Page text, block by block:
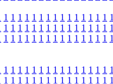
1 1 1 1 1 1 1 1 1 1 1 1 1 1 1 1
1 1 1 1 1 1 1 1 1 1 1 1 1 1 1 1
1 1 1 1 1 1 1 1 1 1 1 1 1 1 1 1
1 1 1 1 1 1 1 1 1 1 1 1 1 1 1 1
1 1 1 1 1 1 1 1 1 1 1 1 1 1 1 1